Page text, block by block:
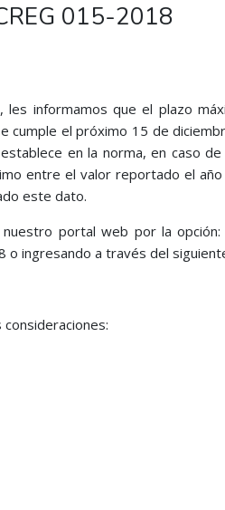
015-2018
les informamos que el plazo
cumple el próximo 15 de
en la norma, en caso
entre el valor reportado el
este dato.
portal web por la
o ingresando a través del